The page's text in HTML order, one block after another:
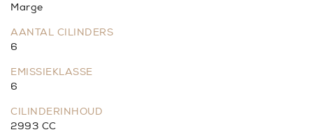
Marge
AANTAL CILINDERS
6
EMISSIEKLASSE
6
CILINDERINHOUD
2993 CC